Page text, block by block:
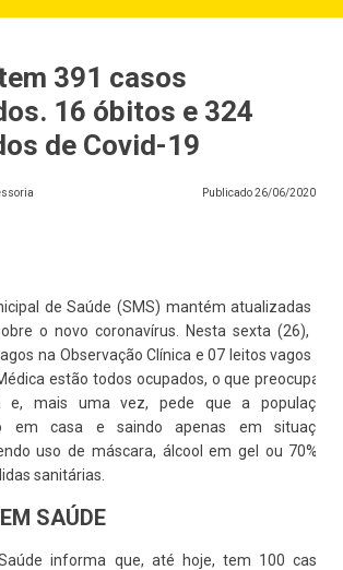
391 casos
16 óbitos e 324
de Covid-19
Publicado26/06/2020
de Saúde (SMS) mantém atualizadas as
o novo coronavírus. Nesta sexta (26), na
na Observação Clínica e 07 leitos vagos na
estão todos ocupados, o que preocupa a
e, mais uma vez, pede que a população
em casa e saindo apenas em situação
uso de máscara, álcool em gel ou 70% e
sanitárias.
SAÚDE
informa que, até hoje, tem 100 casos